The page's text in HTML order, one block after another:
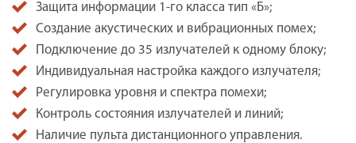
Защита информации 1-го класса тип «Б»;
Создание акустических и вибрационных помех;
Подключение до 35 излучателей к одному блоку;
Индивидуальная настройка каждого излучателя;
Регулировка уровня и спектра помехи;
Контроль состояния излучателей и линий;
Наличие пульта дистанционного управления.